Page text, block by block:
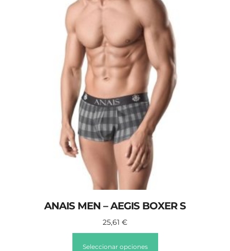
ANAIS MEN – AEGIS BOXER S
25,61 €
Seleccionar opciones